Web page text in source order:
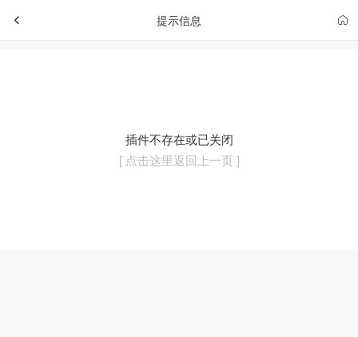
提示信息
插件不存在或已关闭
[ 点击这里返回上一页 ]